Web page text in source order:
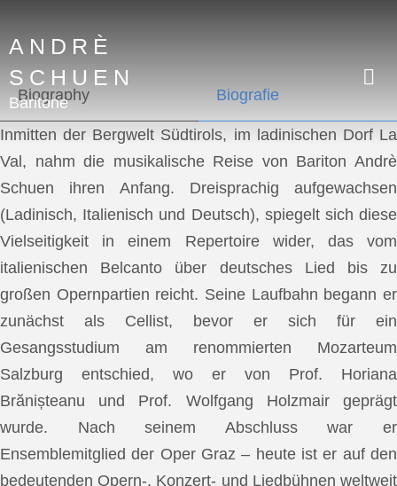
ANDRÈ
SCHUEN
Baritone
Biography Biografie
Inmitten der Bergwelt Südtirols, im ladinischen Dorf La
Val, nahm die musikalische Reise von Bariton Andrè
Schuen ihren Anfang. Dreisprachig aufgewachsen
(Ladinisch, Italienisch und Deutsch), spiegelt sich diese
Vielseitigkeit in einem Repertoire wider, das vom
italienischen Belcanto über deutsches Lied bis zu
großen Opernpartien reicht. Seine Laufbahn begann er
zunächst als Cellist, bevor er sich für ein
Gesangsstudium am renommierten Mozarteum
Salzburg entschied, wo er von Prof. Horiana
Brănișteanu und Prof. Wolfgang Holzmair geprägt
wurde. Nach seinem Abschluss war er
Ensemblemitglied der Oper Graz – heute ist er auf den
bedeutenden Opern-, Konzert- und Liedbühnen weltweit